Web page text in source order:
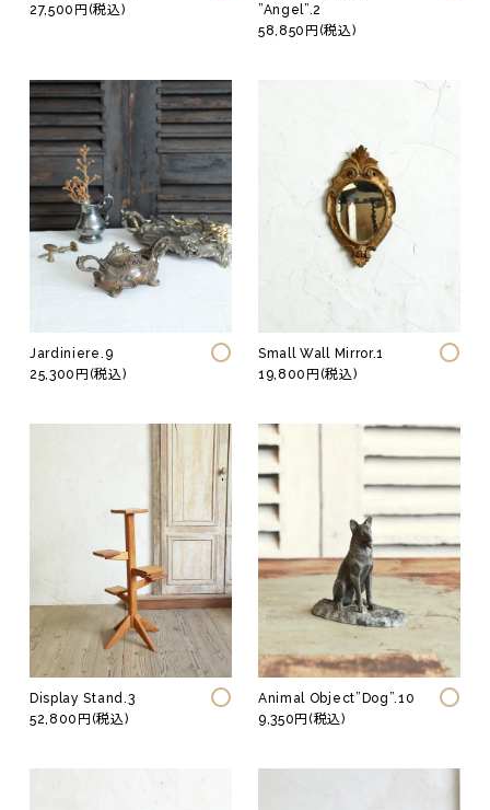
照明
27,500円(税込)
”Angel”.2
58,850円(税込)
Jardiniere.9
25,300円(税込)
Small Wall Mirror.1
19,800円(税込)
Display Stand.3
52,800円(税込)
Animal Object”Dog”.10
9,350円(税込)